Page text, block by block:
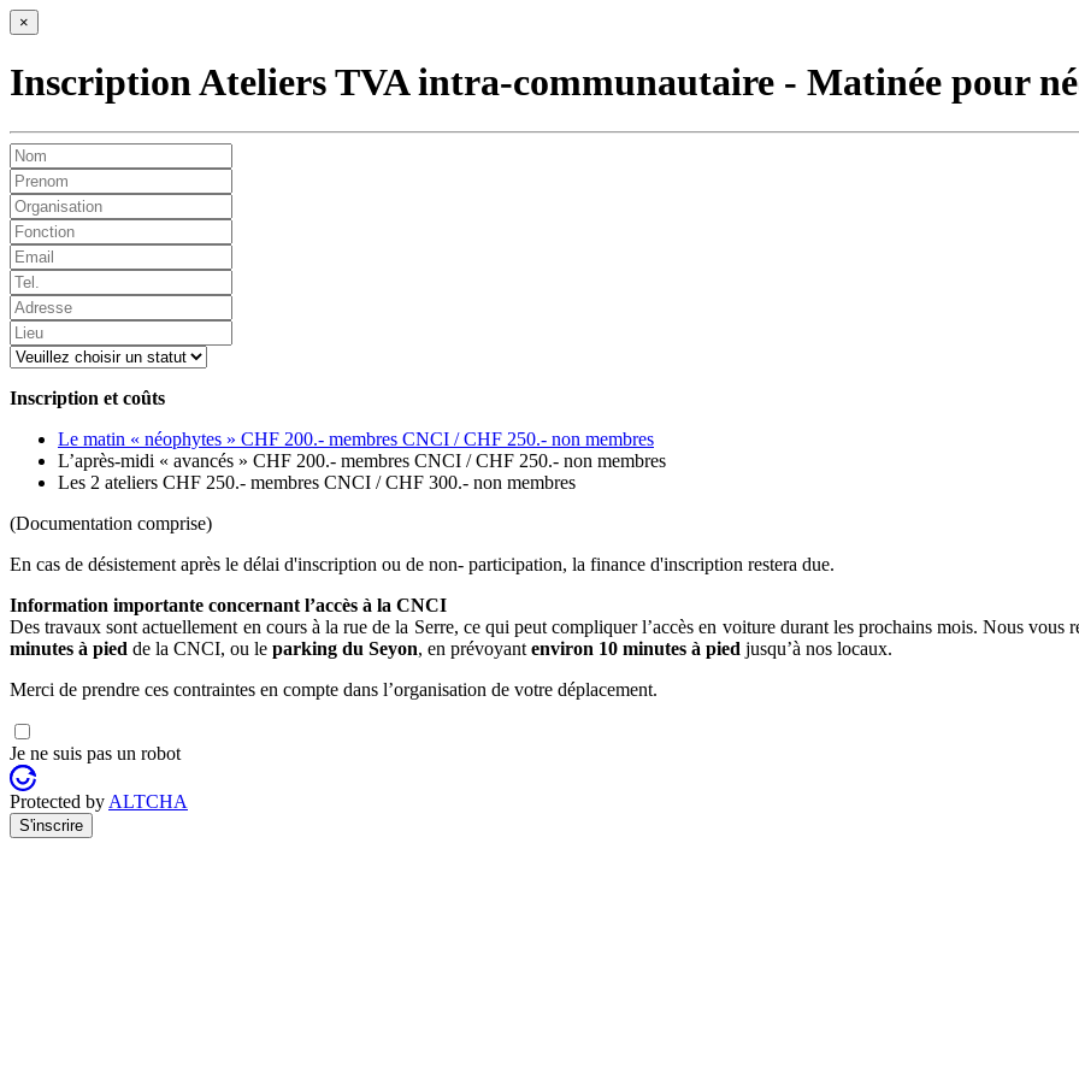
×
Inscription Ateliers TVA intra-communautaire - Matinée pour
Inscription et coûts
Le matin « néophytes » CHF 200.- membres CNCI / CHF 250.- non membres
L’après-midi « avancés » CHF 200.- membres CNCI / CHF 250.- non membres
Les 2 ateliers CHF 250.- membres CNCI / CHF 300.- non membres
(Documentation comprise)
En cas de désistement après le délai d'inscription ou de non- participation, la finance d'inscription restera due.
Information importante concernant l’accès à la CNCI
Des travaux sont actuellement en cours à la rue de la Serre, ce qui peut compliquer l’accès en voiture durant les prochains mois. Nous vous
minutes à pied de la CNCI, ou le parking du Seyon, en prévoyant environ 10 minutes à pied jusqu’à nos locaux.
Merci de prendre ces contraintes en compte dans l’organisation de votre déplacement.
Je ne suis pas un robot
Protected by ALTCHA